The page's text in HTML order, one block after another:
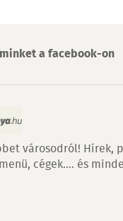
a facebook-on
városodról! Hírek,
cégek…. és